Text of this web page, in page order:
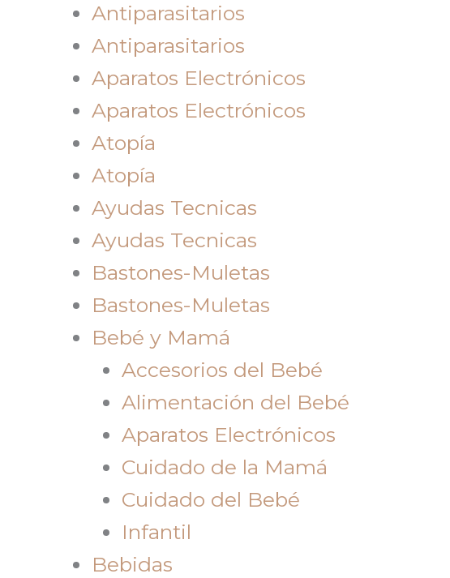
Antiparasitarios
Antiparasitarios
Aparatos Electrónicos
Aparatos Electrónicos
Atopía
Atopía
Ayudas Tecnicas
Ayudas Tecnicas
Bastones-Muletas
Bastones-Muletas
Bebé y Mamá
Accesorios del Bebé
Alimentación del Bebé
Aparatos Electrónicos
Cuidado de la Mamá
Cuidado del Bebé
Infantil
Bebidas